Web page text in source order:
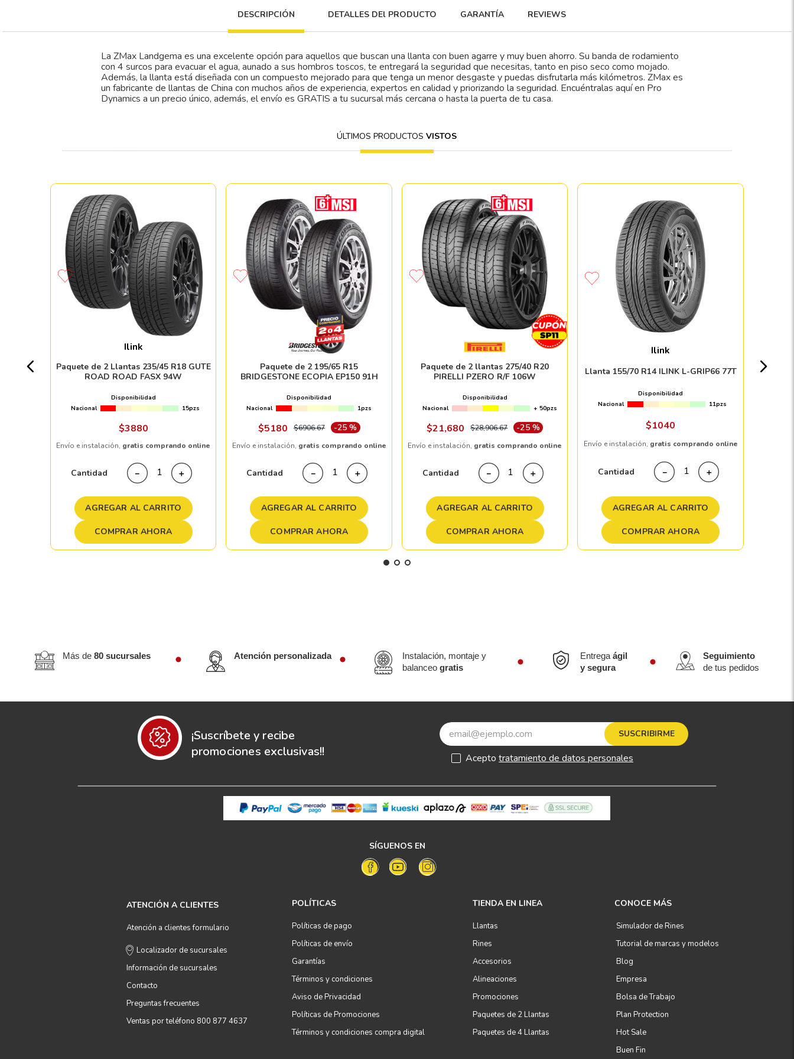
DESCRIPCIÓN DETALLES DEl PRODUCTO GARANTÍA REVIEWS
La ZMax Landgema es una excelente opción para aquellos que buscan una llanta con buen agarre y muy buen ahorro. Su banda de rodamiento
con 4 surcos para evacuar el agua, aunado a sus hombros toscos, te entregará la seguridad que necesitas, tanto en piso seco como mojado.
Además, la llanta está diseñada con un compuesto mejorado para que tenga un menor desgaste y puedas disfrutarla más kilómetros. ZMax es
un fabricante de llantas de China con muchos años de experiencia, expertos en calidad y priorizando la seguridad. Encuéntralas aquí en Pro
Dynamics a un precio único, además, el envío es GRATIS a tu sucursal más cercana o hasta la puerta de tu casa.
ÚLTIMOS PRODUCTOSVISTOS
Ilink
Paquete de 2 Llantas 235/45 R18 GUTE
ROAD ROAD FASX 94W
Disponibilidad
Nacional
15pzs
$3880
Envío e instalación, gratis comprando online
Cantidad ＋
－
AGREGAR AL CARRITO
COMPRAR AHORA
Paquete de 2 195/65 R15
BRIDGESTONE ECOPIA EP150 91H
Disponibilidad
Nacional
1pzs
$5180 $6906.67 -25 %
Envío e instalación, gratis comprando online
Cantidad ＋
－
AGREGAR AL CARRITO
COMPRAR AHORA
Paquete de 2 llantas 275/40 R20
PIRELLI PZERO R/F 106W
Disponibilidad
Nacional
+ 50pzs
$21,680 $28,906.67 -25 %
Envío e instalación, gratis comprando online
Cantidad ＋
－
AGREGAR AL CARRITO
COMPRAR AHORA
Ilink
Llanta 155/70 R14 ILINK L-GRIP66 77T
Disponibilidad
Nacional
11pzs
$1040
Envío e instalación, gratis comprando online
Cantidad ＋
－
AGREGAR AL CARRITO
COMPRAR AHORA
Más de 80 sucursales Atención personalizada
Instalación, montaje y
balanceogratis
Entregaágil
y segura
Seguimiento
de tus pedidos
¡Suscríbete y recibe
promociones exclusivas!!
SUSCRIBIRME
Acepto tratamiento de datos personales
SÍGUENOS EN
ATENCIÓN A CLIENTES
Atención a clientes formulario
Localizador de sucursales
Información de sucursales
Contacto
Preguntas frecuentes
Ventas por teléfono 800 877 4637
POLÍTICAS
Políticas de pago
Políticas de envío
Garantías
Términos y condiciones
Aviso de Privacidad
Políticas de Promociones
Términos y condiciones compra digital
TIENDA EN LINEA
Llantas
Rines
Accesorios
Alineaciones
Promociones
Paquetes de 2 Llantas
Paquetes de 4 Llantas
CONOCE MÁS
Simulador de Rines
Tutorial de marcas y modelos
Blog
Empresa
Bolsa de Trabajo
Plan Protection
Hot Sale
Buen Fin